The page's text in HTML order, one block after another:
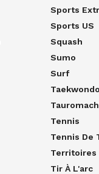
Sports
Sports US
Squash
Sumo
Surf
Taekwondo
Tennis
Tennis De
Territoires
Tir À L'arc